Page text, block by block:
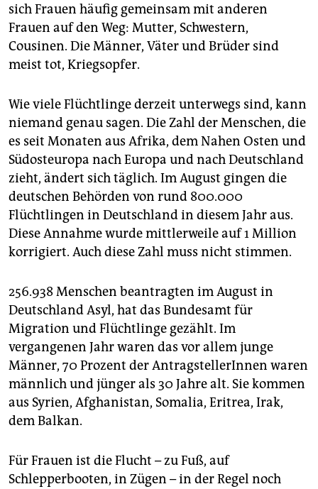
sich Frauen häufig gemeinsam mit anderen
Frauen auf den Weg: Mutter, Schwestern,
Cousinen. Die Männer, Väter und Brüder sind
meist tot, Kriegsopfer.
Wie viele Flüchtlinge derzeit unterwegs sind, kann
niemand genau sagen. Die Zahl der Menschen, die
es seit Monaten aus Afrika, dem Nahen Osten und
Südosteuropa nach Europa und nach Deutschland
zieht, ändert sich täglich. Im August gingen die
deutschen Behörden von rund 800.000
Flüchtlingen in Deutschland in diesem Jahr aus.
Diese Annahme wurde mittlerweile auf 1 Million
korrigiert. Auch diese Zahl muss nicht stimmen.
256.938 Menschen beantragten im August in
Deutschland Asyl, hat das Bundesamt für
Migration und Flüchtlinge gezählt. Im
vergangenen Jahr waren das vor allem junge
Männer, 70 Prozent der AntragstellerInnen waren
männlich und jünger als 30 Jahre alt. Sie kommen
aus Syrien, Afghanistan, Somalia, Eritrea, Irak,
dem Balkan.
Für Frauen ist die Flucht – zu Fuß, auf
Schlepperbooten, in Zügen – in der Regel noch